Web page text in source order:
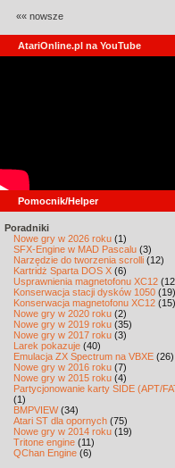
«« nowsze
AtariOnline.pl na YouTube
Pomocnik/Helper
Poradniki
Nowe gry w 2026 roku (1)
SFX-Engine w MAD Pascalu (3)
Narzędzie do tworzenia scrolli (12)
Kartridż Sparta DOS X (6)
Usprawnienia magnetofonu XC12
Konserwacja stacji dysków 1050 (19)
Konserwacja magnetofonu XC12 (15)
Nowe gry w 2020 roku (2)
Nowe gry w 2019 roku (35)
Nowe gry w 2017 roku (3)
Larek pokazuje (40)
Emulacja ZX Spectrum na VBXE (26)
Nowe gry w 2016 roku (7)
Nowe gry w 2015 roku (4)
Partycjonowanie karty SIDE (APT/
(1)
BMPVIEW(34)
Atari ST dla opornych (75)
Nowe gry w 2014 roku (19)
Tritone engine (11)
QChan Engine (6)